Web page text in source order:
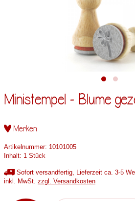
Ministempel - Blume
Merken
Artikelnummer: 10101005
Inhalt: 1 Stück
Sofort versandfertig, Lieferzeit ca. 3-5
inkl. MwSt. zzgl. Versandkosten